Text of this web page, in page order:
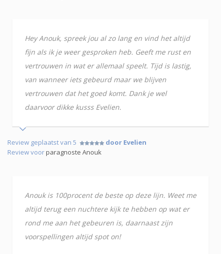
Hey Anouk, spreek jou al zo lang en vind het altijd
fijn als ik je weer gesproken heb. Geeft me rust en
vertrouwen in wat er allemaal speelt. Tijd is lastig,
van wanneer iets gebeurd maar we blijven
vertrouwen dat het goed komt. Dank je wel
daarvoor dikke kusss Evelien.
Review geplaatst van 5
door Evelien
Review voorparagnoste Anouk
Anouk is 100procent de beste op deze lijn. Weet me
altijd terug een nuchtere kijk te hebben op wat er
rond me aan het gebeuren is, daarnaast zijn
voorspellingen altijd spot on!